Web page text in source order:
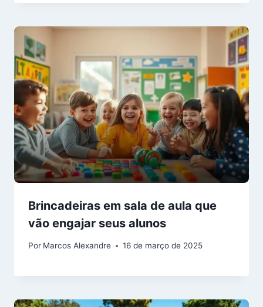
Brincadeiras em sala de aula que
vão engajar seus alunos
Por Marcos Alexandre 16 de março de 2025